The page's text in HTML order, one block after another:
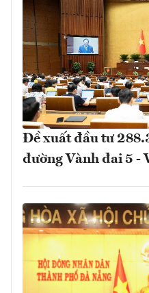
Đề xuất đầu tư
đường Vành đai 5 -